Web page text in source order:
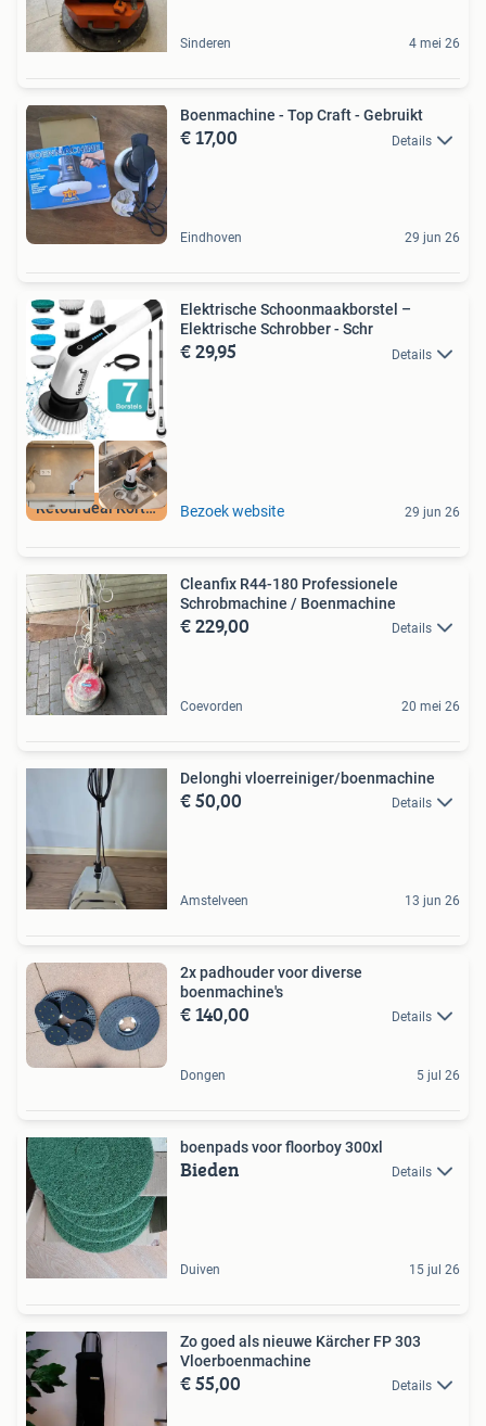
Sinderen 4 mei 26
Boenmachine - Top Craft - Gebruikt
€ 17,00 Details
Eindhoven 29 jun 26
Retourdeal Korting
Elektrische Schoonmaakborstel –
Elektrische Schrobber - Schr
€ 29,95 Details
Bezoek website 29 jun 26
Cleanfix R44-180 Professionele
Schrobmachine / Boenmachine
€ 229,00 Details
Coevorden 20 mei 26
Delonghi vloerreiniger/boenmachine
€ 50,00 Details
Amstelveen 13 jun 26
2x padhouder voor diverse
boenmachine's
€ 140,00 Details
Dongen 5 jul 26
boenpads voor floorboy 300xl
Bieden Details
Duiven 15 jul 26
Zo goed als nieuwe Kärcher FP 303
Vloerboenmachine
€ 55,00 Details